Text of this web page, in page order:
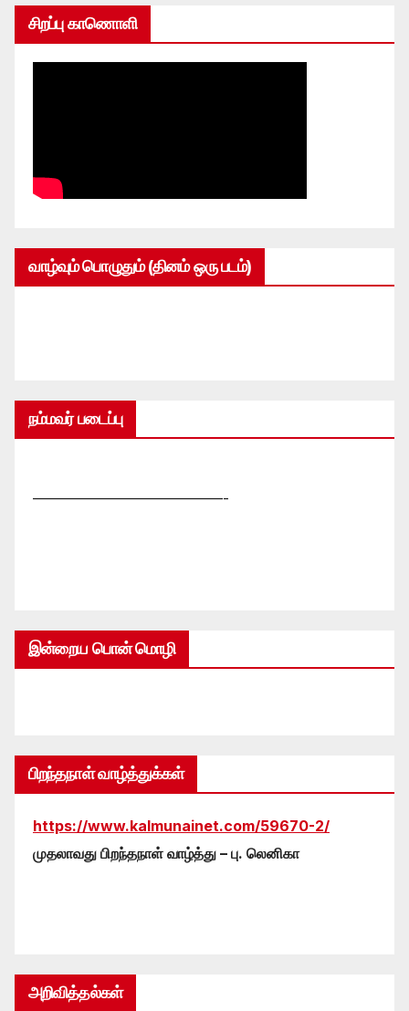
சிறப்பு காணொளி
வாழ்வும் பொழுதும் (தினம் ஒரு படம்)
நம்மவர் படைப்பு
—————————————-
இன்றைய பொன் மொழி
பிறந்தநாள் வாழ்த்துக்கள்
https://www.kalmunainet.com/59670-2/
முதலாவது பிறந்தநாள் வாழ்த்து – பு. லெனிகா
அறிவித்தல்கள்